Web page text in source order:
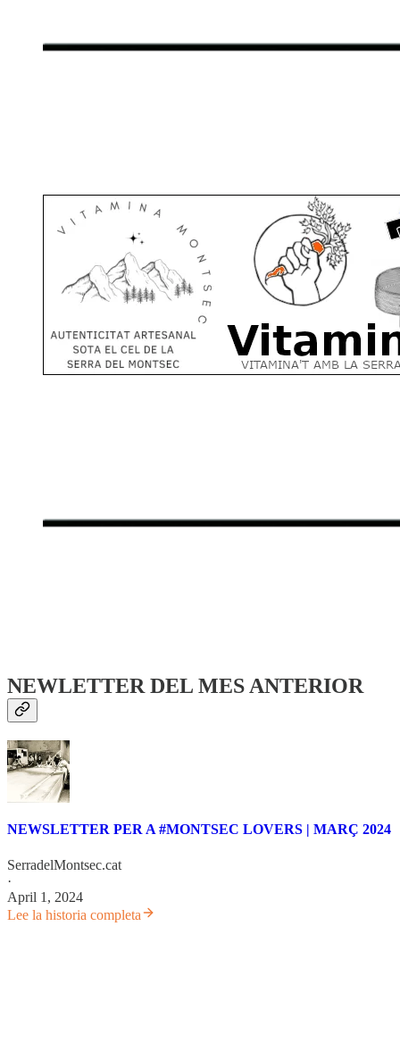
NEWLETTER DEL MES ANTERIOR
NEWSLETTER PER A #MONTSEC LOVERS | MARÇ 2024
SerradelMontsec.cat
·
April 1, 2024
Lee la historia completa